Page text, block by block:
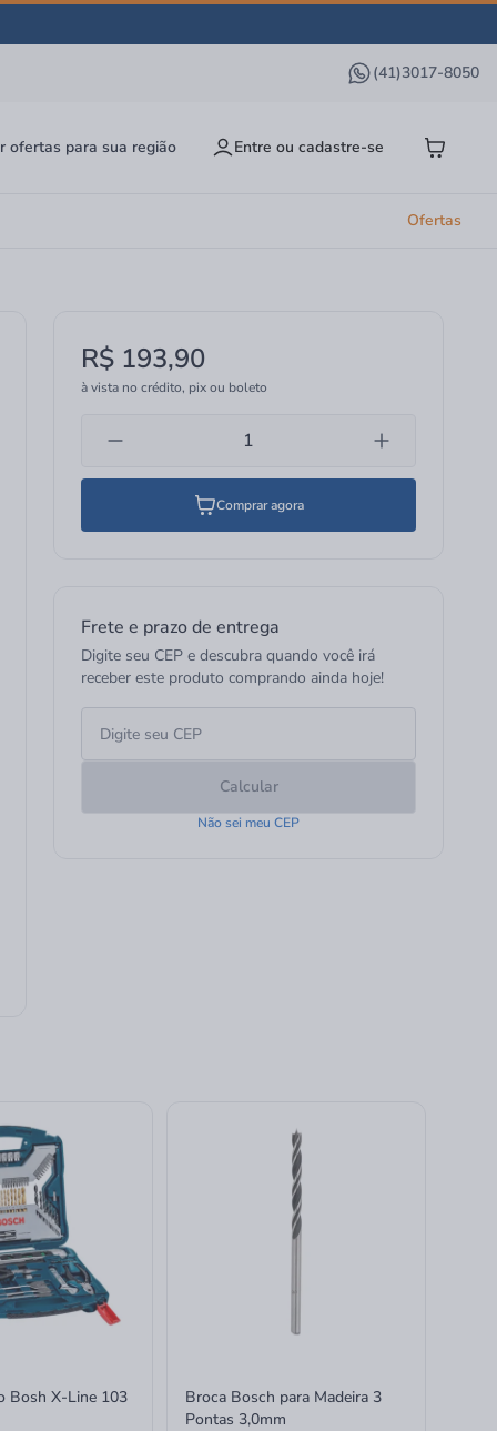
(41)3017-8050
ofertas para sua região Entre ou cadastre-se
Ofertas
R$ 193,90
à vista no crédito, pix ou boleto
Comprar agora
Frete e prazo de entrega
Digite seu CEP e descubra quando você irá
receber este produto comprando ainda hoje!
Calcular
Não sei meu CEP
Bosh X-Line 103
Broca Bosch para Madeira 3
Pontas 3,0mm